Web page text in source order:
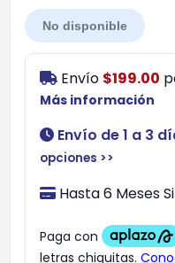
No disponible
Envío $199.00
Más información
Envío de 1 a 3
opciones >>
Hasta 6 Meses